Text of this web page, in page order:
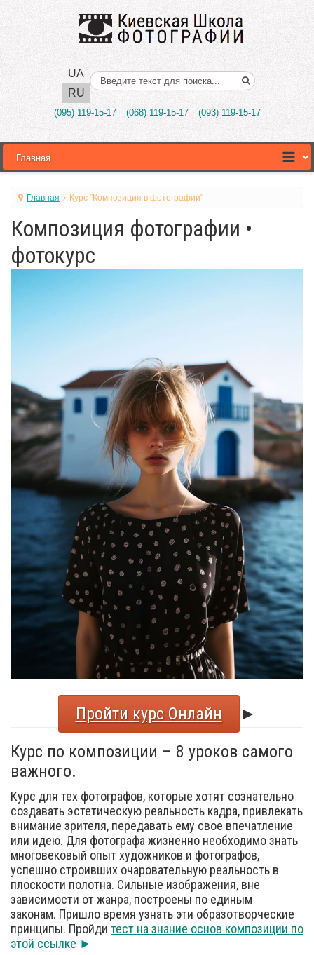
UA
RU
Поиск..
(095) 119-15-17 (068) 119-15-17 (093) 119-15-17
Главная Курс "Композиция в фотографии"
Композиция фотографии •
фотокурс
Пройти курс Онлайн
►
Курс по композиции – 8 уроков самого
важного.
Курс для тех фотографов, которые хотят сознательно
создавать эстетическую реальность кадра, привлекать
внимание зрителя, передавать ему свое впечатление
или идею. Для фотографа жизненно необходимо знать
многовековый опыт художников и фотографов,
успешно строивших очаровательную реальность в
плоскости полотна. Сильные изображения, вне
зависимости от жанра, построены по единым
законам. Пришло время узнать эти образотворческие
принципы. Пройди тест на знание основ композиции по
этой ссылке ►